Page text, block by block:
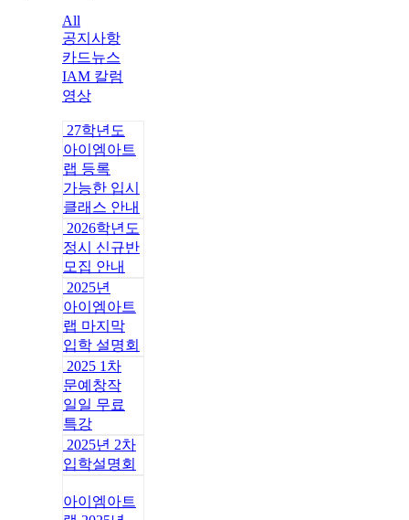
All
공지사항
카드뉴스
IAM 칼럼
영상
27학년도
아이엠아트
랩 등록
가능한 입시
클래스 안내
2026학년도
정시 신규반
모집 안내
2025년
아이엠아트
랩 마지막
입학 설명회
2025 1차
문예창작
일일 무료
특강
2025년 2차
입학설명회
아이엠아트